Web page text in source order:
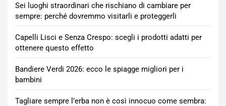
Sei luoghi straordinari che rischiano di cambiare per
sempre: perché dovremmo visitarli e proteggerli
Capelli Lisci e Senza Crespo: scegli i prodotti adatti per
ottenere questo effetto
Bandiere Verdi 2026: ecco le spiagge migliori per i
bambini
Tagliare sempre l’erba non è così innocuo come sembra: